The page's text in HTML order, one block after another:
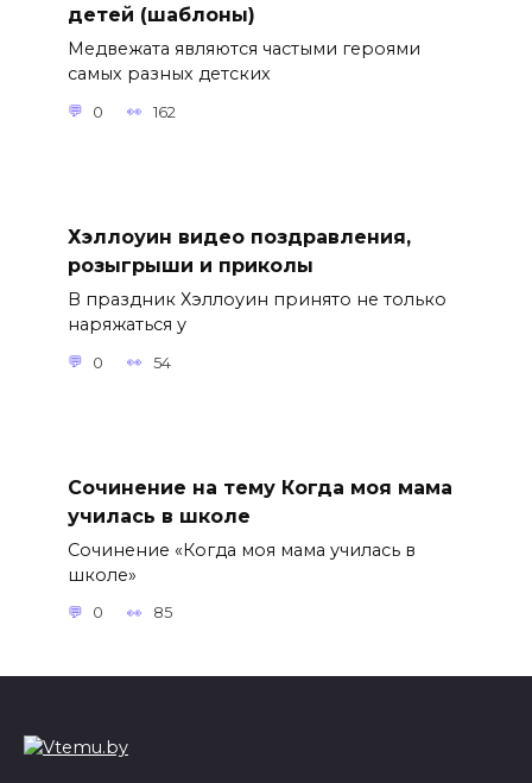
детей (шаблоны)
Медвежата являются частыми героями
самых разных детских
0 162
Хэллоуин видео поздравления,
розыгрыши и приколы
В праздник Хэллоуин принято не только
наряжаться у
0 54
Сочинение на тему Когда моя мама
училась в школе
Сочинение «Когда моя мама училась в
школе»
0 85